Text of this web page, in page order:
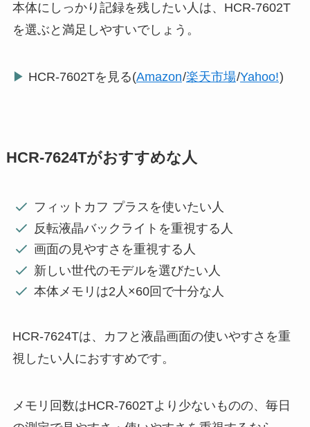
本体にしっかり記録を残したい人は、HCR-7602T
を選ぶと満足しやすいでしょう。
▶ HCR-7602Tを見る(Amazon/楽天市場/Yahoo!)
HCR-7624Tがおすすめな人
フィットカフ プラスを使いたい人
反転液晶バックライトを重視する人
画面の見やすさを重視する人
新しい世代のモデルを選びたい人
本体メモリは2人×60回で十分な人
HCR-7624Tは、カフと液晶画面の使いやすさを重
視したい人におすすめです。
メモリ回数はHCR-7602Tより少ないものの、毎日